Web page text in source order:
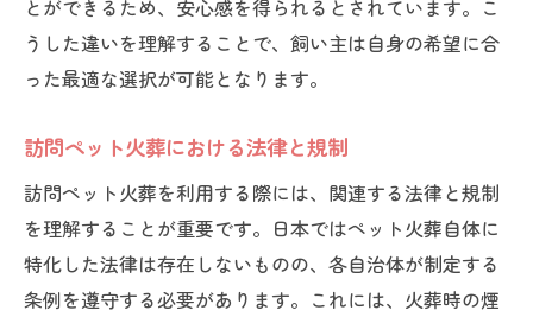
訪問ペット火葬後のメモリアルアイテム
訪問ペット火葬後の心の整理方法
訪問ペット火葬後の家族の過ごし方
訪問ペット火葬後に考えるペットとの思い
訪問ペット火葬の利用者の体験談
訪問ペット火葬利用者の声
訪問ペット火葬の感想と評価
とができるため、安心感を得られるとされています。こ
うした違いを理解することで、飼い主は自身の希望に合
った最適な選択が可能となります。
訪問ペット火葬における法律と規制
訪問ペット火葬を利用する際には、関連する法律と規制
を理解することが重要です。日本ではペット火葬自体に
特化した法律は存在しないものの、各自治体が制定する
条例を遵守する必要があります。これには、火葬時の煙